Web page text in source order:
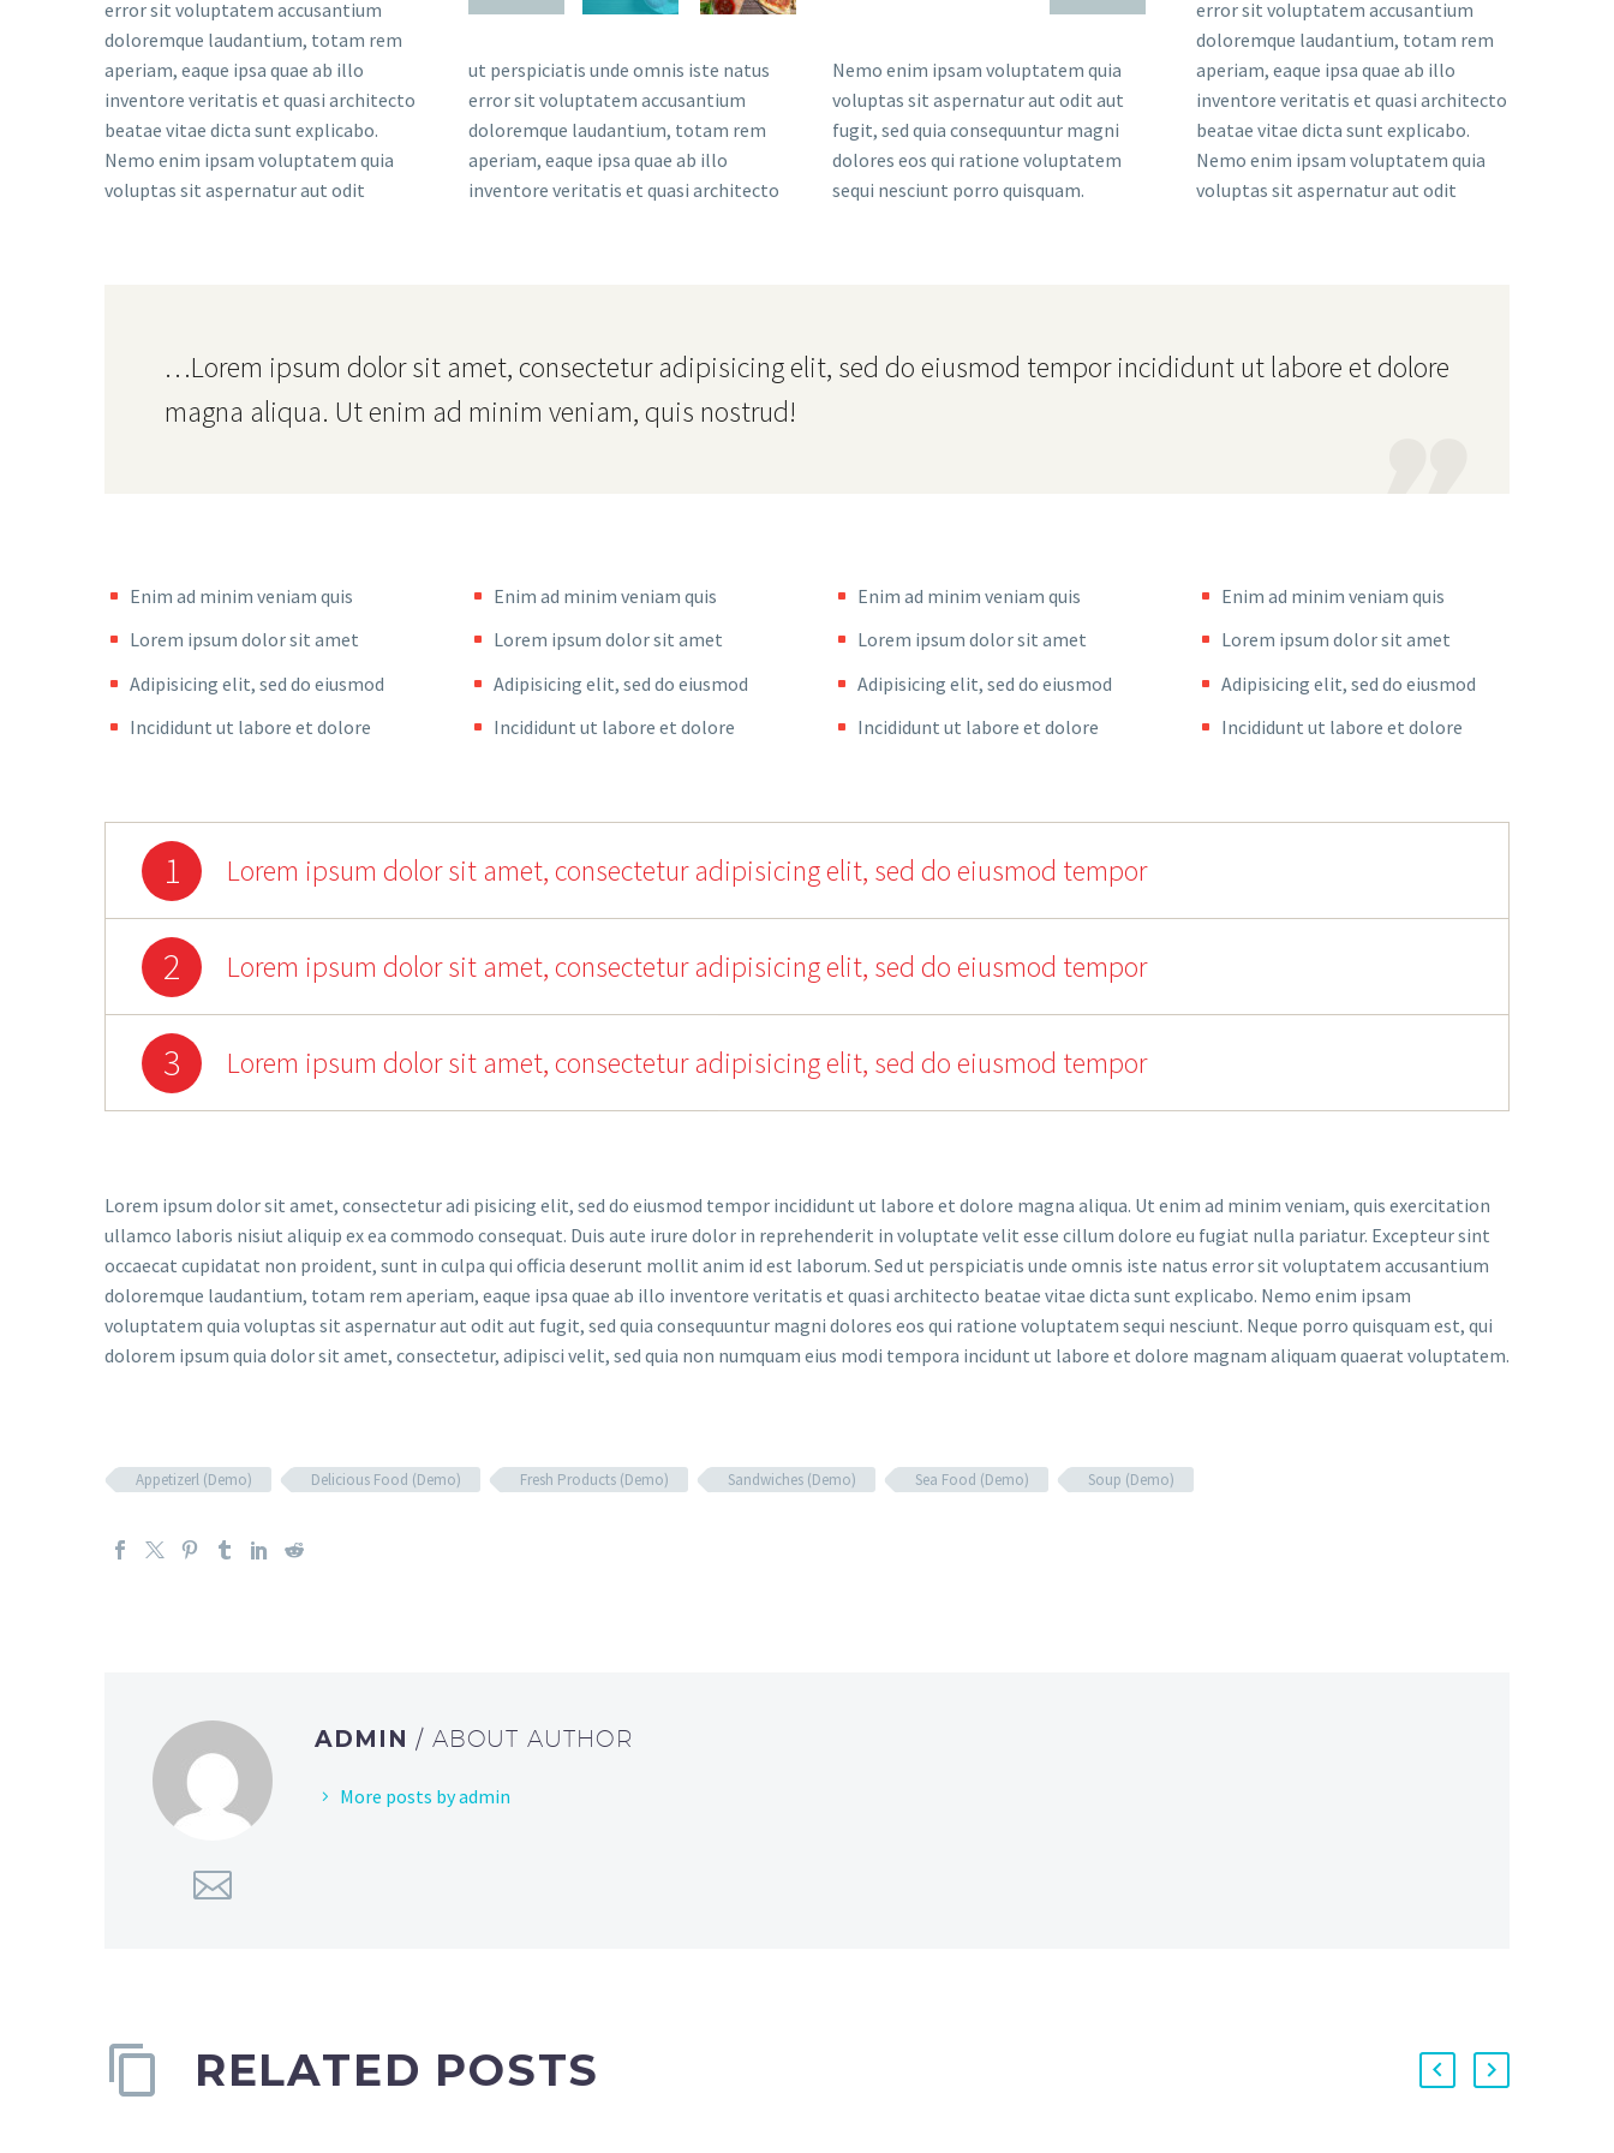
error sit voluptatem accusantium
doloremque laudantium, totam rem
aperiam, eaque ipsa quae ab illo
inventore veritatis et quasi architecto
beatae vitae dicta sunt explicabo.
Nemo enim ipsam voluptatem quia
voluptas sit aspernatur aut odit
ut perspiciatis unde omnis iste natus
error sit voluptatem accusantium
doloremque laudantium, totam rem
aperiam, eaque ipsa quae ab illo
inventore veritatis et quasi architecto
Nemo enim ipsam voluptatem quia
voluptas sit aspernatur aut odit aut
fugit, sed quia consequuntur magni
dolores eos qui ratione voluptatem
sequi nesciunt porro quisquam.
error sit voluptatem accusantium
doloremque laudantium, totam rem
aperiam, eaque ipsa quae ab illo
inventore veritatis et quasi architecto
beatae vitae dicta sunt explicabo.
Nemo enim ipsam voluptatem quia
voluptas sit aspernatur aut odit
…Lorem ipsum dolor sit amet, consectetur adipisicing elit, sed do eiusmod tempor incididunt ut labore et dolore
magna aliqua. Ut enim ad minim veniam, quis nostrud!
Enim ad minim veniam quis
Lorem ipsum dolor sit amet
Adipisicing elit, sed do eiusmod
Incididunt ut labore et dolore
Enim ad minim veniam quis
Lorem ipsum dolor sit amet
Adipisicing elit, sed do eiusmod
Incididunt ut labore et dolore
Enim ad minim veniam quis
Lorem ipsum dolor sit amet
Adipisicing elit, sed do eiusmod
Incididunt ut labore et dolore
Enim ad minim veniam quis
Lorem ipsum dolor sit amet
Adipisicing elit, sed do eiusmod
Incididunt ut labore et dolore
1 Lorem ipsum dolor sit amet, consectetur adipisicing elit, sed do eiusmod tempor
2 Lorem ipsum dolor sit amet, consectetur adipisicing elit, sed do eiusmod tempor
3 Lorem ipsum dolor sit amet, consectetur adipisicing elit, sed do eiusmod tempor
Lorem ipsum dolor sit amet, consectetur adi pisicing elit, sed do eiusmod tempor incididunt ut labore et dolore magna aliqua. Ut enim ad minim veniam, quis exercitation
ullamco laboris nisiut aliquip ex ea commodo consequat. Duis aute irure dolor in reprehenderit in voluptate velit esse cillum dolore eu fugiat nulla pariatur. Excepteur sint
occaecat cupidatat non proident, sunt in culpa qui officia deserunt mollit anim id est laborum. Sed ut perspiciatis unde omnis iste natus error sit voluptatem accusantium
doloremque laudantium, totam rem aperiam, eaque ipsa quae ab illo inventore veritatis et quasi architecto beatae vitae dicta sunt explicabo. Nemo enim ipsam
voluptatem quia voluptas sit aspernatur aut odit aut fugit, sed quia consequuntur magni dolores eos qui ratione voluptatem sequi nesciunt. Neque porro quisquam est, qui
dolorem ipsum quia dolor sit amet, consectetur, adipisci velit, sed quia non numquam eius modi tempora incidunt ut labore et dolore magnam aliquam quaerat voluptatem.
Appetizerl (Demo) Delicious Food (Demo) Fresh Products (Demo) Sandwiches (Demo) Sea Food (Demo) Soup (Demo)
ADMIN / ABOUT AUTHOR
More posts by admin
RELATED POSTS